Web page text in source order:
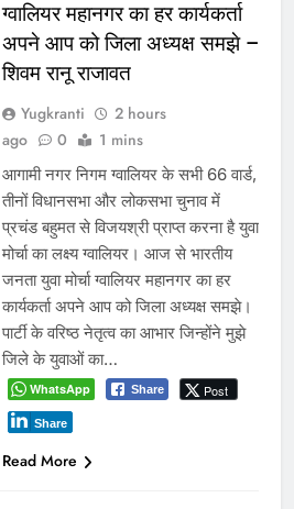
ग्वालियर महानगर का हर कार्यकर्ता
अपने आप को जिला अध्यक्ष समझे –
शिवम रानू राजावत
Yugkranti
2 hours
ago
0 1 mins
आगामी नगर निगम ग्वालियर के सभी 66 वार्ड,
तीनों विधानसभा और लोकसभा चुनाव में
प्रचंड बहुमत से विजयश्री प्राप्त करना है युवा
मोर्चा का लक्ष्य ग्वालियर। आज से भारतीय
जनता युवा मोर्चा ग्वालियर महानगर का हर
कार्यकर्ता अपने आप को जिला अध्यक्ष समझे।
पार्टी के वरिष्ठ नेतृत्व का आभार जिन्होंने मुझे
जिले के युवाओं का…
WhatsApp Share Post
Share
Read More